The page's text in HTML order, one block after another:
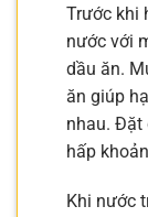
Trước khi
nước với
dầu ăn.
ăn giúp
nhau. Đặt
hấp
Khi nước